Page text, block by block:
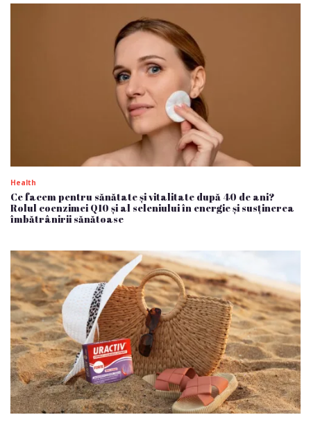
Health
Ce facem pentru sănătate și vitalitate după 40 de ani?
Rolul coenzimei Q10 și al seleniului în energie și susținerea
îmbătrânirii sănătoase